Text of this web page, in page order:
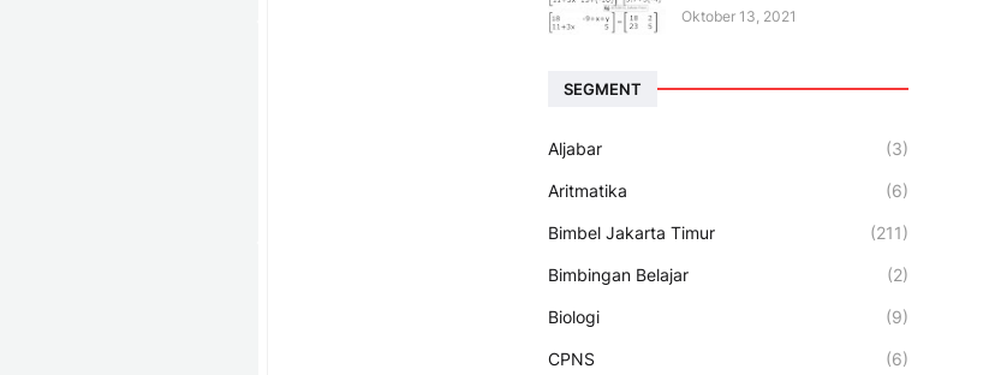
Oktober 13, 2021
SEGMENT
Aljabar (3)
Aritmatika (6)
Bimbel Jakarta Timur (211)
Bimbingan Belajar (2)
Biologi (9)
CPNS (6)